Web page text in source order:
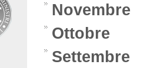
Novembre
Ottobre
Settembre